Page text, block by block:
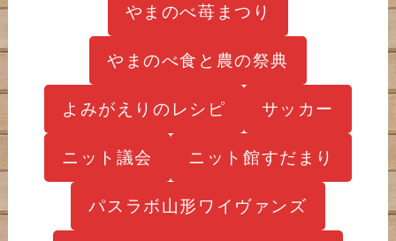
やまのべ苺まつり
やまのべ食と農の祭典
よみがえりのレシピ サッカー
ニット議会 ニット館すだまり
パスラボ山形ワイヴァンズ